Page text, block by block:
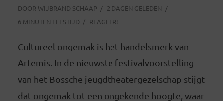
DOOR WIJBRAND SCHAAP
2 DAGEN GELEDEN
6 MINUTEN LEESTIJD
REAGEER!
Cultureel ongemak is het handelsmerk van
Artemis. In de nieuwste festivalvoorstelling
van het Bossche jeugdtheatergezelschap stijgt
dat ongemak tot een ongekende hoogte, waar